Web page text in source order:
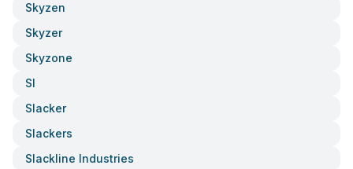
Skyzen
Skyzer
Skyzone
Sl
Slacker
Slackers
Slackline Industries